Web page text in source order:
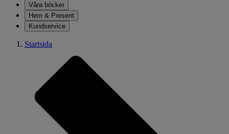
Våra böcker
Hem & Present
Kundservice
Startsida